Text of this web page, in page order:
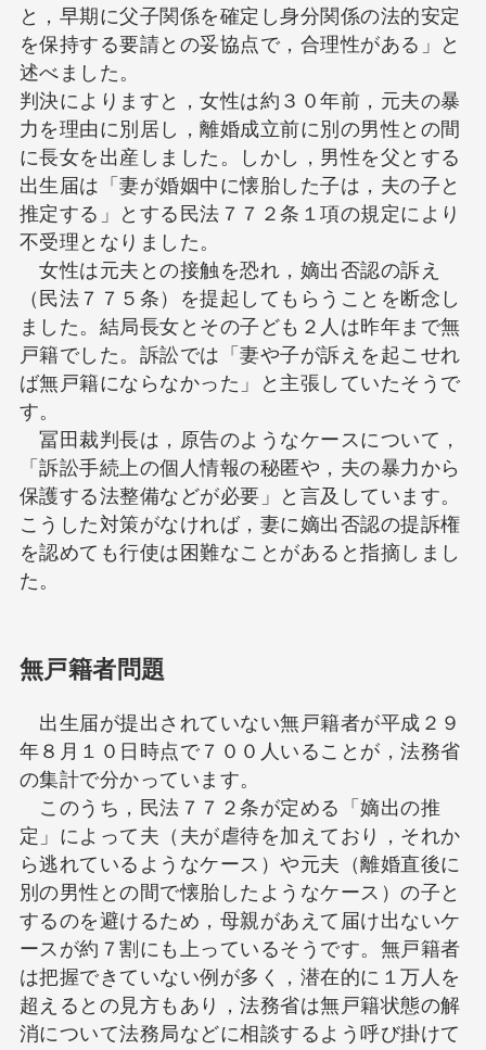
と，早期に父子関係を確定し身分関係の法的安定
を保持する要請との妥協点で，合理性がある」と
述べました。
判決によりますと，女性は約３０年前，元夫の暴
力を理由に別居し，離婚成立前に別の男性との間
に長女を出産しました。しかし，男性を父とする
出生届は「妻が婚姻中に懐胎した子は，夫の子と
推定する」とする民法７７２条１項の規定により
不受理となりました。
女性は元夫との接触を恐れ，嫡出否認の訴え
（民法７７５条）を提起してもらうことを断念し
ました。結局長女とその子ども２人は昨年まで無
戸籍でした。訴訟では「妻や子が訴えを起こせれ
ば無戸籍にならなかった」と主張していたそうで
す。
冨田裁判長は，原告のようなケースについて，
「訴訟手続上の個人情報の秘匿や，夫の暴力から
保護する法整備などが必要」と言及しています。
こうした対策がなければ，妻に嫡出否認の提訴権
を認めても行使は困難なことがあると指摘しまし
た。
無戸籍者問題
出生届が提出されていない無戸籍者が平成２９
年８月１０日時点で７００人いることが，法務省
の集計で分かっています。
このうち，民法７７２条が定める「嫡出の推
定」によって夫（夫が虐待を加えており，それか
ら逃れているようなケース）や元夫（離婚直後に
別の男性との間で懐胎したようなケース）の子と
するのを避けるため，母親があえて届け出ないケ
ースが約７割にも上っているそうです。無戸籍者
は把握できていない例が多く，潜在的に１万人を
超えるとの見方もあり，法務省は無戸籍状態の解
消について法務局などに相談するよう呼び掛けて